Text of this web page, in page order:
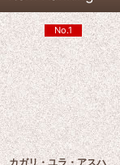
No.1
カガリ・ユラ・アスハ